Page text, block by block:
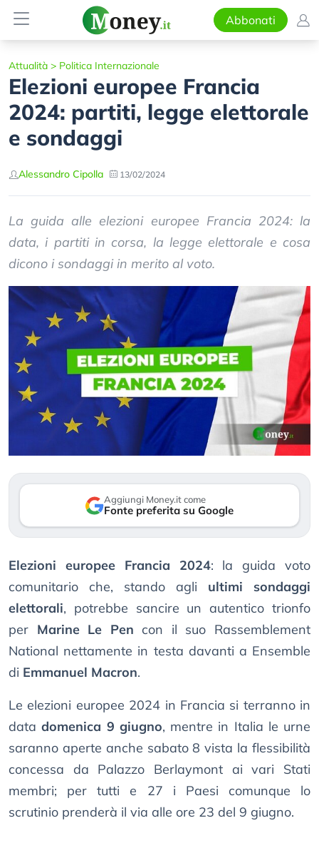
Abbonati
Attualità > Politica Internazionale
Elezioni europee Francia
2024: partiti, legge elettorale
e sondaggi
Alessandro Cipolla 13/02/2024
La guida alle elezioni europee Francia 2024: la
data, i partiti in corsa, la legge elettorale e cosa
dicono i sondaggi in merito al voto.
Aggiungi Money.it come
Fonte preferita su Google
Elezioni europee Francia 2024: la guida voto
comunitario che, stando agli ultimi sondaggi
elettorali, potrebbe sancire un autentico trionfo
per Marine Le Pen con il suo Rassemblement
National nettamente in testa davanti a Ensemble
di Emmanuel Macron.
Le elezioni europee 2024 in Francia si terranno in
datadomenica 9 giugno, mentre in Italia le urne
saranno aperte anche sabato 8 vista la flessibilità
concessa da Palazzo Berlaymont ai vari Stati
membri; per tutti e 27 i Paesi comunque lo
scrutinio prenderà il via alle ore 23 del 9 giugno.